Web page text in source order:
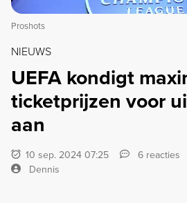
Proshots
NIEUWS
UEFA kondigt
ticketprijzen voor
aan
10 sep. 2024 07:25
6 reacties
Dennis